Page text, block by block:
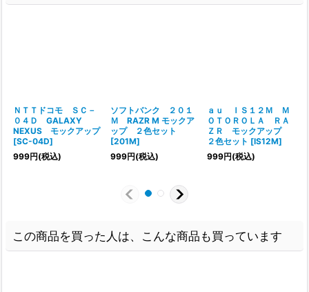
ＮＴＴドコモ ＳＣ－
０４Ｄ GALAXY
NEXUS モックアップ
[SC-04D]
999円(税込)
ソフトバンク ２０１
Ｍ RAZR M モックア
ップ ２色セット
[201M]
999円(税込)
ａｕ ＩＳ１２Ｍ Ｍ
ＯＴＯＲＯＬＡ ＲＡ
ＺＲ モックアップ
２色セット [IS12M]
999円(税込)
この商品を買った人は、こんな商品も買っています